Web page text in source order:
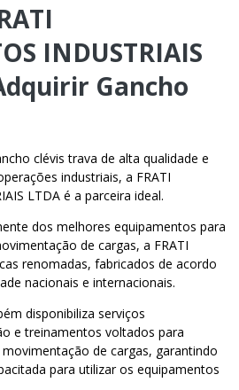
INDUSTRIAIS
Gancho
clévis trava de alta qualidade e
industriais, a FRATI
LTDA é a parceira ideal.
dos melhores equipamentos para
de cargas, a FRATI
renomadas, fabricados de acordo
nacionais e internacionais.
disponibiliza serviços
e treinamentos voltados para
de cargas, garantindo
para utilizar os equipamentos